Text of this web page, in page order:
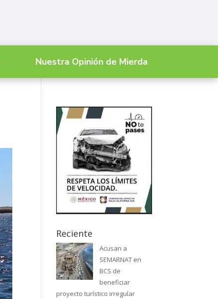
Nuestra Opinión de Mierda
Reciente
Acusan a
SEMARNAT en
BCS de
beneficiar
proyecto turístico irregular